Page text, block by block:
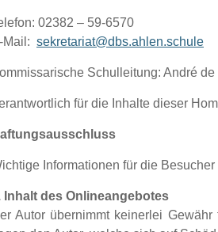
02382 – 59-6570
Mail: sekretariat@dbs.ahlen.schule
Schulleitung: André de
für die Inhalte dieser
Informationen für die
Inhalt des Onlineangebotes
Autor übernimmt keinerlei